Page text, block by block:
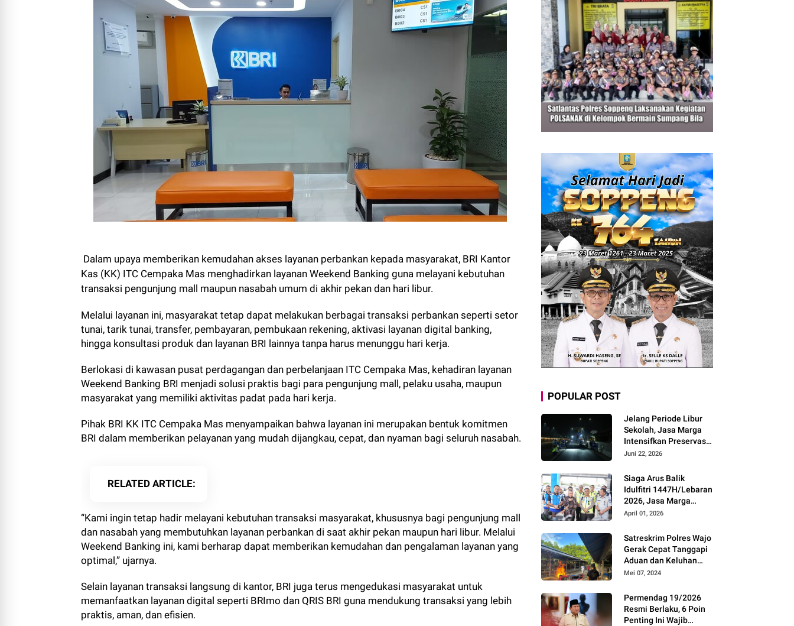
Dalam upaya memberikan kemudahan akses layanan perbankan kepada masyarakat, BRI Kantor
Kas (KK) ITC Cempaka Mas menghadirkan layanan Weekend Banking guna melayani kebutuhan
transaksi pengunjung mall maupun nasabah umum di akhir pekan dan hari libur.
Melalui layanan ini, masyarakat tetap dapat melakukan berbagai transaksi perbankan seperti setor
tunai, tarik tunai, transfer, pembayaran, pembukaan rekening, aktivasi layanan digital banking,
hingga konsultasi produk dan layanan BRI lainnya tanpa harus menunggu hari kerja.
Berlokasi di kawasan pusat perdagangan dan perbelanjaan ITC Cempaka Mas, kehadiran layanan
Weekend Banking BRI menjadi solusi praktis bagi para pengunjung mall, pelaku usaha, maupun
masyarakat yang memiliki aktivitas padat pada hari kerja.
Pihak BRI KK ITC Cempaka Mas menyampaikan bahwa layanan ini merupakan bentuk komitmen
BRI dalam memberikan pelayanan yang mudah dijangkau, cepat, dan nyaman bagi seluruh nasabah.
RELATED ARTICLE
“Kami ingin tetap hadir melayani kebutuhan transaksi masyarakat, khususnya bagi pengunjung mall
dan nasabah yang membutuhkan layanan perbankan di saat akhir pekan maupun hari libur. Melalui
Weekend Banking ini, kami berharap dapat memberikan kemudahan dan pengalaman layanan yang
optimal,” ujarnya.
Selain layanan transaksi langsung di kantor, BRI juga terus mengedukasi masyarakat untuk
memanfaatkan layanan digital seperti BRImo dan QRIS BRI guna mendukung transaksi yang lebih
praktis, aman, dan efisien.
POPULAR POST
Jelang Periode Libur
Sekolah, Jasa Marga
Intensifkan Preservasi
Rutin Jalan Tol untuk
Keamanan dan
Kenyamanan
Perjalanan
Juni 22, 2026
Siaga Arus Balik
Idulfitri 1447H/Lebaran
2026, Jasa Marga
Pastikan Kesiapan
Pemudik Gunakan Rest
Area Alternatif
April 01, 2026
Satreskrim Polres Wajo
Gerak Cepat Tanggapi
Aduan dan Keluhan
Masyarakat Soal Aksi
Mei 07, 2024
Permendag 19/2026
Resmi Berlaku, 6 Poin
Penting Ini Wajib